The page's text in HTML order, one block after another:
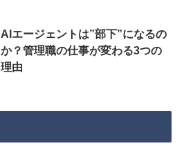
AIエージェントは”部下”になるの
か？管理職の仕事が変わる3つの
理由